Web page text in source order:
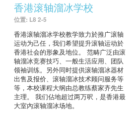
香港滚轴溜冰学校
位置: L8 2-5
香港滚轴溜冰学校教学致力於推广滚轴
运动为己任，我们希望提升滚轴运动於
香港社会的形象及地位。 范畴广泛由滚
轴溜冰竞赛技巧、一般生活应用、团队
领袖训练。另外同时提供滚轴溜冰器材
出售及报价、滚轴溜冰技术顾问服务等
等，本校课程大纲由总教练蔡家齐先生
主理。 我们佔地超过两万呎，是香港最
大室內滚轴溜冰场地。